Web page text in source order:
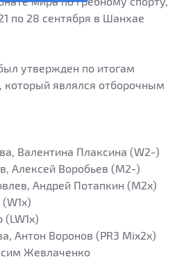
по 28 сентября в Шанхае
утвержден по итогам
который являлся отборочным
Валентина Плаксина (W2-)
Алексей Воробьев (M2-)
Андрей Потапкин (М2х)
Антон Воронов (PR3 Mix2x)
Жевлаченко